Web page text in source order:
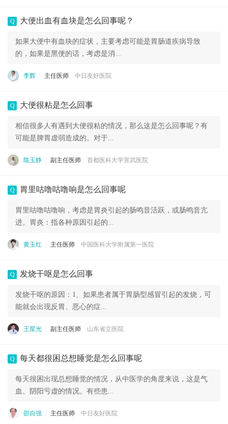
Q 大便出血有血块是怎么回事呢？
如果大便中有血块的症状，主要考虑可能是胃肠道疾病导致
的，如果是黑便的话，考虑是消...
李辉 主任医师 中日友好医院
Q 大便很粘是怎么回事
相信很多人有遇到大便很粘的情况，那么这是怎么回事呢？有
可能是脾胃虚弱造成的。对于...
陈玉静 副主任医师 首都医科大学宣武医院
Q 胃里咕噜咕噜响是怎么回事呢
胃里咕噜咕噜响，考虑是胃炎引起的肠鸣音活跃，或肠鸣音亢
进。胃炎：指各种原因引起的...
黄玉红 主任医师 中国医科大学附属第一医院
Q 发烧干呕是怎么回事
发烧干呕的原因：1、如果患者属于胃肠型感冒引起的发烧，可
能就会出现反胃、恶心的症...
王星光 副主任医师 山东省立医院
Q 每天都很困总想睡觉是怎么回事呢
每天很困出现总想睡觉的情况，从中医学的角度来说，这是气
血、阴阳亏虚的情况。有些患...
邵自强 主任医师 中日友好医院